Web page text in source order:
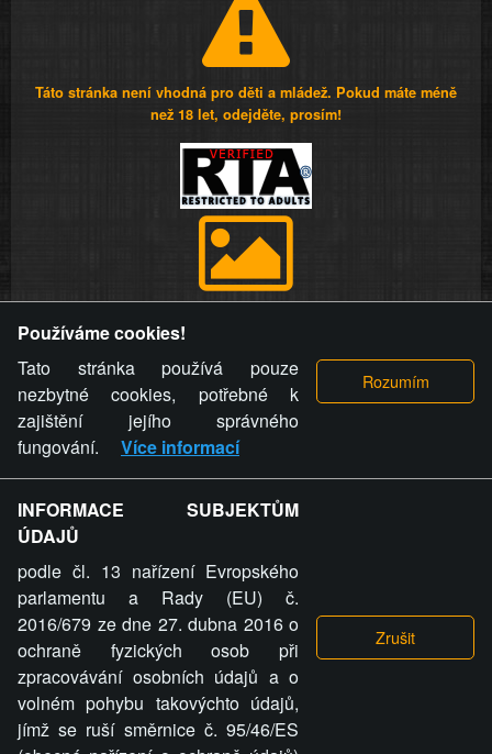
Táto stránka není vhodná pro děti a mládež. Pokud máte méně
než 18 let, odejděte, prosím!
videa a komentáře. Osoba, které se toto opatření provozovatele
stránky týče, ani osoba, která umístila fotografii nebo video na
stránku, nemůže z důvodu odstranění fotografie, videa nebo
komentáře pro výše uvedenou okolnost uplatnit vůči
provozovateli stránky žádný nárok na náhradu škody nebo
nemajetkové újmy.
ZVRÁCENÝ.CZ - Svět není zvrácenej. To jen
ty lidi...
ZVRÁCENÝ.CZ
PRAVIDLA A PODMÍNKY GDPR
Používáme cookies!
Tato stránka používá pouze
nezbytné cookies, potřebné k
zajištění jejího správného
fungování.
Více informací
INFORMACE SUBJEKTŮM
ÚDAJŮ
podle čl. 13 nařízení Evropského
parlamentu a Rady (EU) č.
2016/679 ze dne 27. dubna 2016 o
ochraně fyzických osob při
zpracovávání osobních údajů a o
volném pohybu takovýchto údajů,
jímž se ruší směrnice č. 95/46/ES